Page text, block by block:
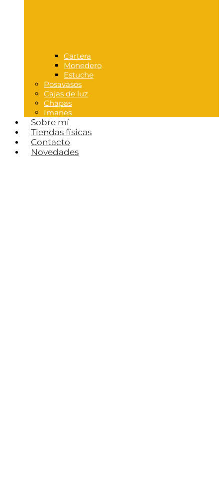
Cartera
Monedero
Estuche
Posavasos
Cajas de luz
Chapas
Imanes
Sobre mí
Tiendas físicas
Contacto
Novedades